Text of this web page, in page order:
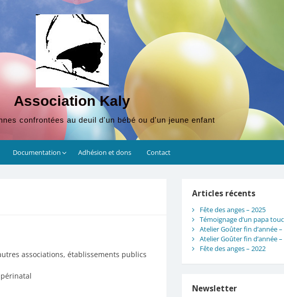
Association Kaly
confrontées au deuil d'un bébé ou d'un jeune enfant
Documentation Adhésion et dons Contact
associations, établissements publics
Articles récents
Fête des anges – 2025
Témoignage d’un papa
Atelier Goûter fin d’année
Atelier Goûter fin d’année
Fête des anges – 2022
Newsletter